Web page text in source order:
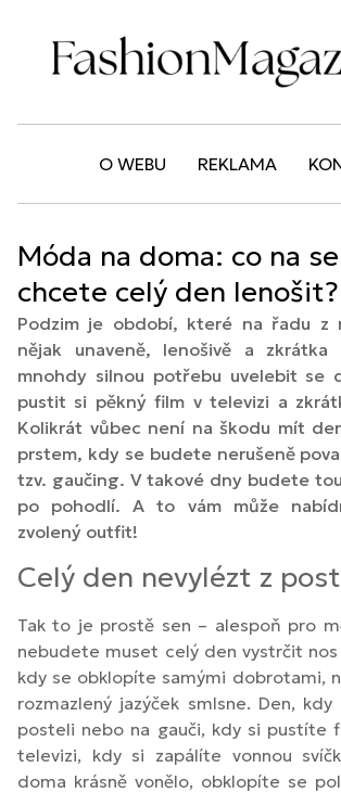
O WEBU REKLAMA
Móda na doma: co na
chcete celý den lenošit?
Podzim je období, které na řadu z
nějak unaveně, lenošivě a
mnohdy silnou potřebu uvelebit se
pustit si pěkný film v televizi a
Kolikrát vůbec není na škodu mít
prstem, kdy se budete nerušeně
tzv. gaučing. V takové dny budete
po pohodlí. A to vám může
zvolený outfit!
Celý den nevylézt z
Tak to je prostě sen – alespoň pro
nebudete muset celý den vystrčit
kdy se obklopíte samými dobrotami,
rozmazlený jazýček smlsne. Den,
posteli nebo na gauči, kdy si pustíte
televizi, kdy si zapálíte vonnou
doma krásně vonělo, obklopíte se